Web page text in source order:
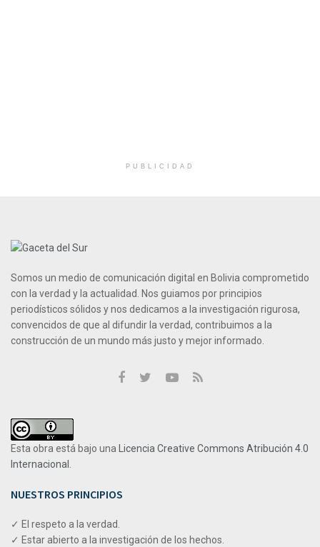
PUBLICIDAD
Somos un medio de comunicación digital en Bolivia comprometido
con la verdad y la actualidad. Nos guiamos por principios
periodísticos sólidos y nos dedicamos a la investigación rigurosa,
convencidos de que al difundir la verdad, contribuimos a la
construcción de un mundo más justo y mejor informado.
Esta obra está bajo una Licencia Creative Commons Atribución 4.0
Internacional .
NUESTROS PRINCIPIOS
✓ El respeto a la verdad.
✓ Estar abierto a la investigación de los hechos.